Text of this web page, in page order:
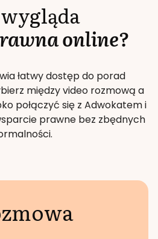
online?
łatwy dostęp do porad
między video rozmową a
połączyć się z Adwokatem i
prawne bez zbędnych